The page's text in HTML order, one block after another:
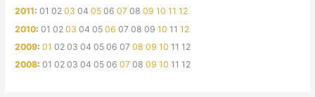
2011:01 02 03 04 05 06 07 08 09 10 11 12
2010:01 02 03 04 05 06 07 08 09 10 11 12
2009:01 02 03 04 05 06 07 08 09 10 11 12
2008:01 02 03 04 05 06 07 08 09 10 11 12